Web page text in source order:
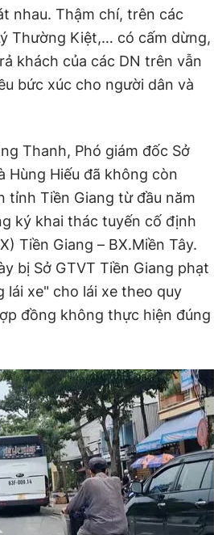
nhau. Thậm chí, trên các
Thường Kiệt,… có cấm dừng,
khách của các DN trên vẫn
bức xúc cho người dân và
Thanh, Phó giám đốc Sở
Hùng Hiếu đã không còn
tỉnh Tiền Giang từ đầu năm
ký khai thác tuyến cố định
Tiền Giang – BX.Miền Tây.
bị Sở GTVT Tiền Giang phạt
lái xe" cho lái xe theo quy
đồng không thực hiện đúng